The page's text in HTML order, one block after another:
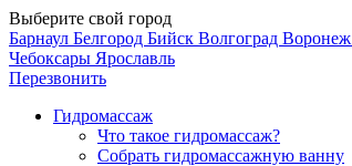
Выберите свой город
Барнаул Белгород Бийск Волгоград Воронеж
Чебоксары Ярославль
Перезвонить
Гидромассаж
Что такое гидромассаж?
Собрать гидромассажную ванну